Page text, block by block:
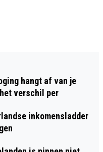
hangt af van je
verschil per
inkomensladder